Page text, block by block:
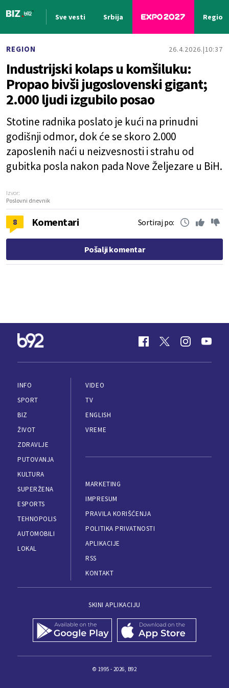
Sve vesti Srbija Region
REGION 26.4.2026. 10:37
Industrijski kolaps u komšiluku:
Propao bivši jugoslovenski gigant;
2.000 ljudi izgubilo posao
Stotine radnika poslato je kući na prinudni
godišnji odmor, dok će se skoro 2.000
zaposlenih naći u neizvesnosti i strahu od
gubitka posla nakon pada Nove Željezare u BiH.
Izvor:
Poslovni dnevnik
8 Komentari Sortiraj po:
Pošalji komentar
INFO
SPORT
BIZ
ŽIVOT
ZDRAVLJE
PUTOVANJA
KULTURA
SUPERŽENA
ESPORTS
TEHNOPOLIS
AUTOMOBILI
LOKAL
VIDEO
TV
ENGLISH
VREME
MARKETING
IMPRESUM
PRAVILA KORIŠĆENJA
POLITIKA PRIVATNOSTI
APLIKACIJE
RSS
KONTAKT
SKINI APLIKACIJU
© 1995 - 2026, B92